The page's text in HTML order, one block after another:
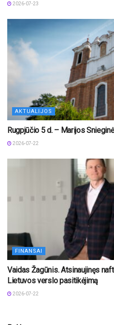
2026-07-23
AKTUALIJOS
Rugpjūčio 5 d. – Marijos
2026-07-22
FINANSAI
Vaidas Žagūnis. Atsinaujinęs
Lietuvos verslo pasitikėjimą
2026-07-22